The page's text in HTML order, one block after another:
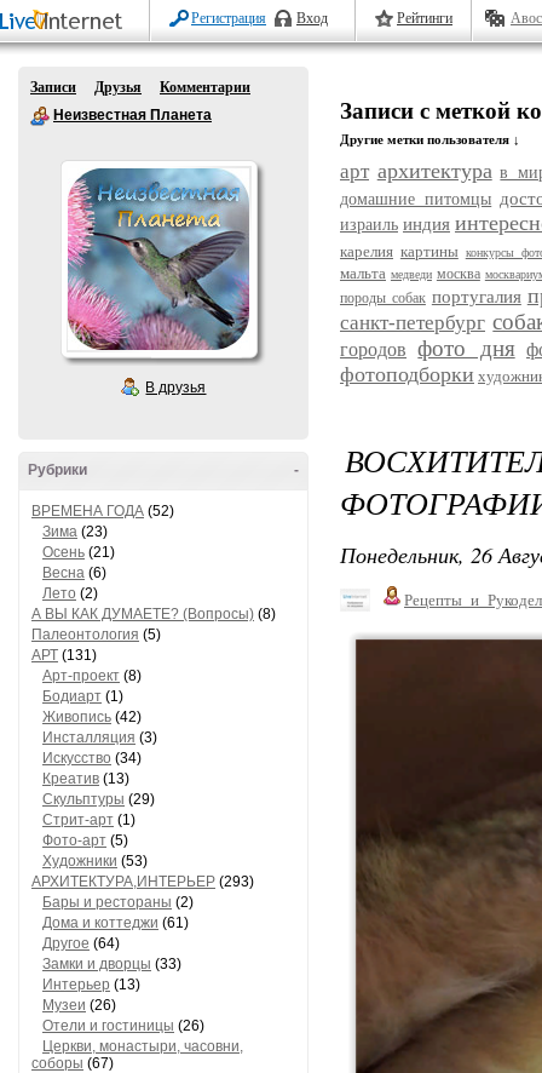
Регистрация Вход Рейтинги
Записи Друзья
Комментарии
Неизвестная Планета
В друзья
-
Рубрики
ВРЕМЕНА ГОДА (52)
Зима (23)
Осень (21)
Весна (6)
Лето (2)
А ВЫ КАК ДУМАЕТЕ? (Вопросы) (8)
Палеонтология (5)
АРТ (131)
Арт-проект (8)
Бодиарт (1)
Живопись (42)
Инсталляция (3)
Искусство (34)
Креатив (13)
Скульптуры (29)
Стрит-арт (1)
Фото-арт (5)
Художники (53)
АРХИТЕКТУРА,ИНТЕРЬЕР (293)
Бары и рестораны (2)
Дома и коттеджи (61)
Другое (64)
Замки и дворцы (33)
Интерьер (13)
Музеи (26)
Отели и гостиницы (26)
Церкви, монастыри, часовни,
соборы (67)
Записи с меткой
Другие метки пользователя ↓
арт архитектура в
домашние питомцы
израиль индия
карелия картины конкурсы
мальта медведи москва
породы собак португалия
санкт-петербург
городов фото дня
фотоподборки
Понедельник, 26